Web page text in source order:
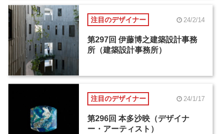
注目のデザイナー 24/2/14
第297回 伊藤博之建築設計事務
所（建築設計事務所）
注目のデザイナー 24/1/17
第296回 本多沙映（デザイナ
ー・アーティスト）